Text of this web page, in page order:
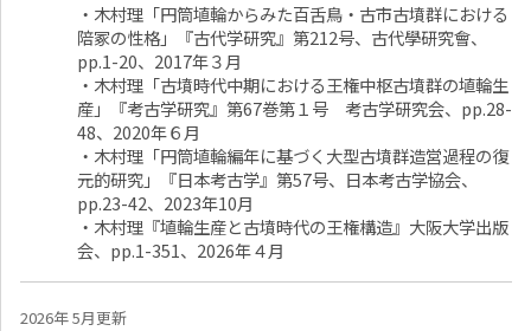
・木村理「円筒埴輪からみた百舌鳥・古市古墳群における
陪冢の性格」『古代学研究』第212号、古代學研究會、
pp.1-20、2017年３月
・木村理「古墳時代中期における王権中枢古墳群の埴輪生
産」『考古学研究』第67巻第１号 考古学研究会、pp.28-
48、2020年６月
・木村理「円筒埴輪編年に基づく大型古墳群造営過程の復
元的研究」『日本考古学』第57号、日本考古学協会、
pp.23-42、2023年10月
・木村理『埴輪生産と古墳時代の王権構造』大阪大学出版
会、pp.1-351、2026年４月
2026年 5月更新